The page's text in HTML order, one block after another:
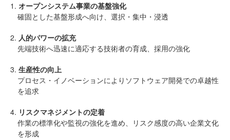
1. オープンシステム事業の基盤強化
確固とした基盤形成へ向け、選択・集中・浸透
2. 人的パワーの拡充
先端技術へ迅速に適応する技術者の育成、採用の強化
3. 生産性の向上
プロセス・イノベーションによりソフトウェア開発での卓越性
を追求
4. リスクマネジメントの定着
作業の標準化や監視の強化を進め、リスク感度の高い企業文化
を形成